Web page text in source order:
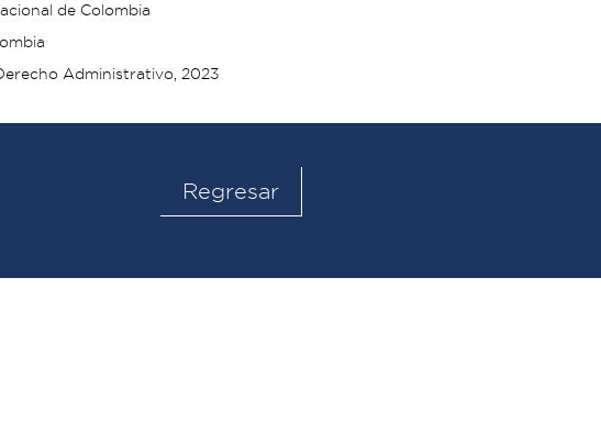
de Colombia
Administrativo, 2023
Regresar